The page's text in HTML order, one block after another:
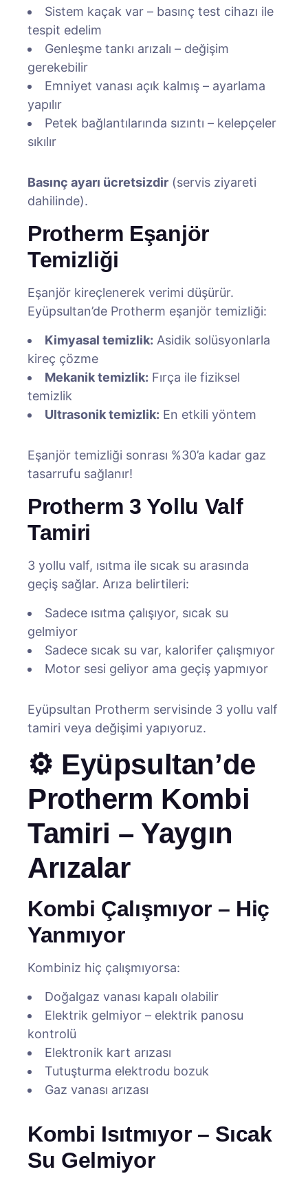
Sistem kaçak var – basınç test cihazı ile
tespit edelim
Genleşme tankı arızalı – değişim
gerekebilir
Emniyet vanası açık kalmış – ayarlama
yapılır
Petek bağlantılarında sızıntı – kelepçeler
sıkılır
Basınç ayarı ücretsizdir (servis ziyareti
dahilinde).
Protherm Eşanjör
Temizliği
Eşanjör kireçlenerek verimi düşürür.
Eyüpsultan’de Protherm eşanjör temizliği:
Kimyasal temizlik: Asidik solüsyonlarla
kireç çözme
Mekanik temizlik: Fırça ile fiziksel
temizlik
Ultrasonik temizlik: En etkili yöntem
Eşanjör temizliği sonrası %30’a kadar gaz
tasarrufu sağlanır!
Protherm 3 Yollu Valf
Tamiri
3 yollu valf, ısıtma ile sıcak su arasında
geçiş sağlar. Arıza belirtileri:
Sadece ısıtma çalışıyor, sıcak su
gelmiyor
Sadece sıcak su var, kalorifer çalışmıyor
Motor sesi geliyor ama geçiş yapmıyor
Eyüpsultan Protherm servisinde 3 yollu valf
tamiri veya değişimi yapıyoruz.
⚙️ Eyüpsultan’de
Protherm Kombi
Tamiri – Yaygın
Arızalar
Kombi Çalışmıyor – Hiç
Yanmıyor
Kombiniz hiç çalışmıyorsa:
Doğalgaz vanası kapalı olabilir
Elektrik gelmiyor – elektrik panosu
kontrolü
Elektronik kart arızası
Tutuşturma elektrodu bozuk
Gaz vanası arızası
Kombi Isıtmıyor – Sıcak
Su Gelmiyor